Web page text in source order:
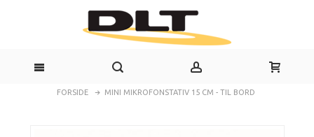
FORSIDE MINI MIKROFONSTATIV 15 CM - TIL BORD